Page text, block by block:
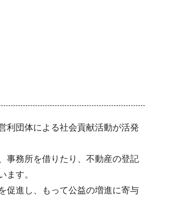
利団体による社会貢献活動が活発
事務所を借りたり、不動産の登記
ます。
促進し、もって公益の増進に寄与